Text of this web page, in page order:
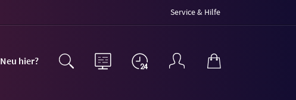
Service & Hilfe
Neu hier?